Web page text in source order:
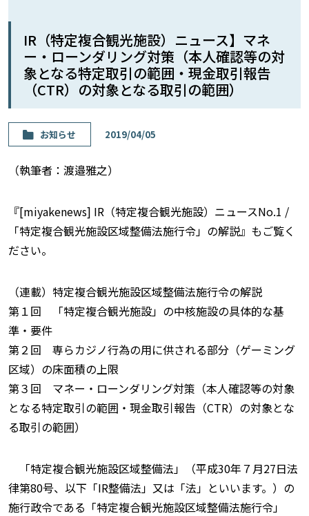
IR（特定複合観光施設）ニュース】マネ
ー・ローンダリング対策（本人確認等の対
象となる特定取引の範囲・現金取引報告
（CTR）の対象となる取引の範囲）
お知らせ 2019/04/05
（執筆者：渡邉雅之）
『[miyakenews] IR（特定複合観光施設）ニュースNo.1 /
「特定複合観光施設区域整備法施行令」の解説』もご覧く
ださい。
（連載）特定複合観光施設区域整備法施行令の解説
第１回 「特定複合観光施設」の中核施設の具体的な基
準・要件
第２回 専らカジノ行為の用に供される部分（ゲーミング
区域）の床面積の上限
第３回 マネー・ローンダリング対策（本人確認等の対象
となる特定取引の範囲・現金取引報告（CTR）の対象とな
る取引の範囲）
「特定複合観光施設区域整備法」（平成30年７月27日法
律第80号、以下「IR整備法」又は「法」といいます。）の
施行政令である「特定複合観光施設区域整備法施行令」